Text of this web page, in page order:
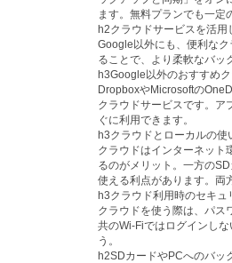
ます。無料プランでも一定
h2クラウドサービスを活
Google以外にも、便利な
ることで、より柔軟なバッ
h3Google以外のおすすめ
DropboxやMicrosoftの
クラウドサービスです。ア
ぐに利用できます。
h3クラウドとローカルの使
クラウドはインターネット
るのがメリット。一方の
使える利点があります。両
h3クラウド利用時のセキュ
クラウドを使う際は、パス
共のWi-Fiではログインし
う。
h2SDカードやPCへのバッ